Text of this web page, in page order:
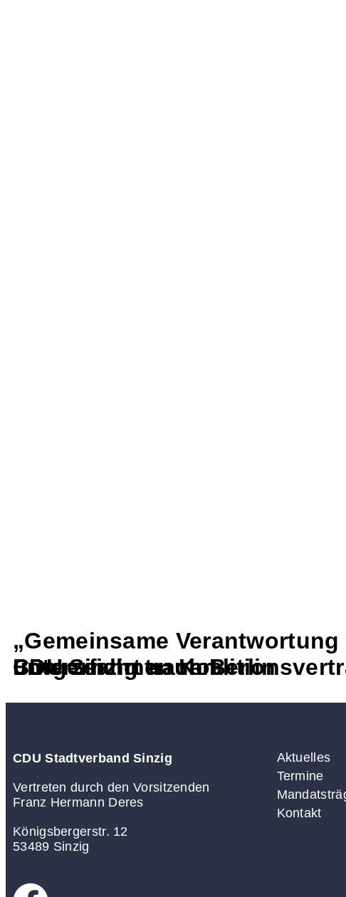
„Gemeinsame
unterzeichnen
CDU Sinzig trauert
Bürgerfahrt nach Berlin
CDU Stadtverband Sinzig
Vertreten durch den Vorsitzenden
Franz Hermann Deres
Königsbergerstr. 12
53489 Sinzig
Aktuelles
Termine
Kontakt